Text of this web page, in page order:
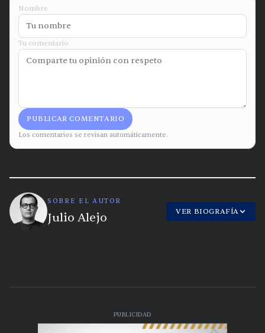
Nombre
Tu comentario
PUBLICAR COMENTARIO
Los comentarios se revisan automáticamente.
SOBRE EL AUTOR
Julio Alejo VER BIOGRAFÍA
PUBLICIDAD